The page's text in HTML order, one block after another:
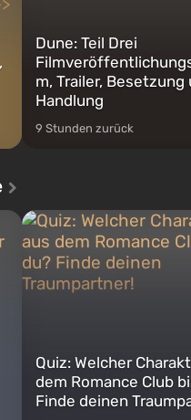
Dune: Teil Drei
m, Trailer, Besetzung
Handlung
9 Stunden zurück
Quiz: Welcher
dem Romance Club
Finde deinen